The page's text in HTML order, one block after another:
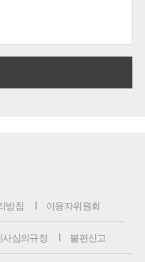
방침 이용자위원회
사심의규정 불편신고